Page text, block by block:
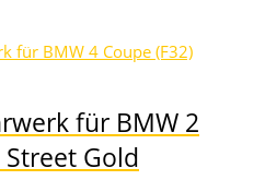
für BMW 2
Street Gold